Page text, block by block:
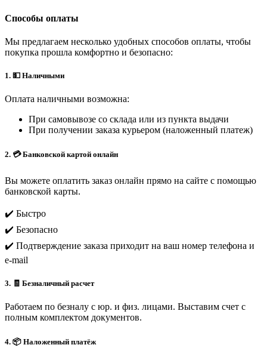
Способы оплаты
Мы предлагаем несколько удобных способов оплаты, чтобы
покупка прошла комфортно и безопасно:
1. 💵 Наличными
Оплата наличными возможна:
При самовывозе со склада или из пункта выдачи
При получении заказа курьером (наложенный платеж)
2. 💳 Банковской картой онлайн
Вы можете оплатить заказ онлайн прямо на сайте с помощью
банковской карты.
✔️ Быстро
✔️ Безопасно
✔️ Подтверждение заказа приходит на ваш номер телефона и
e-mail
3. 🧾 Безналичный расчет
Работаем по безналу с юр. и физ. лицами. Выставим счет с
полным комплектом документов.
4. 📦 Наложенный платёж